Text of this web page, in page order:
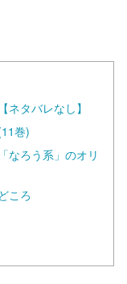
タバレなし】
巻)
なろう系」のオリ
ころ